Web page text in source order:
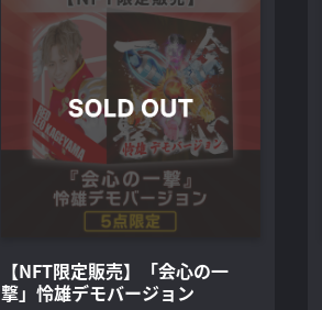
【NFT限定販売】「会心の一
撃」怜雄デモバージョン